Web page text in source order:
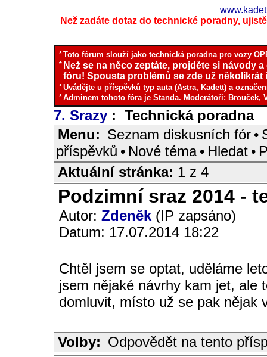
Než zadáte dotaz do technické poradny,
*Toto fórum slouží jako technická poradna pro vozy
* Než se na něco zeptáte, projděte si návody
fóru! Spousta problémů se zde už několikrát
*Uvádějte u příspěvků typ auta (Astra, Kadett) a
*Adminem tohoto fóra je Standa. Moderátoři: Brouček,
7. Srazy : Technická poradna
Menu: Seznam diskusních fór •
příspěvků • Nové téma • Hledat •
Aktuální stránka: 1 z 4
Podzimní sraz 2014 -
Autor: Zdeněk (IP zapsáno)
Datum: 17.07.2014 18:22
Chtěl jsem se optat, uděláme
jsem nějaké návrhy kam jet, ale
domluvit, místo už se pak nějak
Volby: Odpovědět na tento